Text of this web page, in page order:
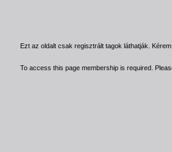
Ezt az oldalt csak regisztrált tagok láthatják. Kérem
To access this page membership is required.